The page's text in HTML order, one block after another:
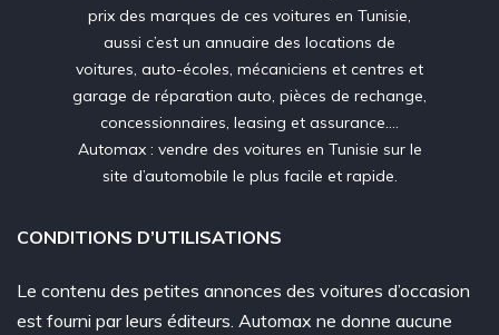
prix des marques de ces voitures en Tunisie,
aussi c’est un annuaire des locations de
voitures, auto-écoles, mécaniciens et centres et
garage de réparation auto, pièces de rechange,
concessionnaires, leasing et assurance….
Automax : vendre des voitures en Tunisie sur le
site d’automobile le plus facile et rapide.
CONDITIONS D’UTILISATIONS
Le contenu des petites annonces des voitures d’occasion
est fourni par leurs éditeurs. Automax ne donne aucune